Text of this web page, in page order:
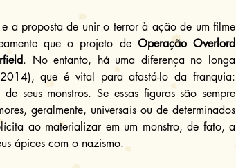
a proposta de unir o terror à ação de um filme
que o projeto de Operação Overlord
. No entanto, há uma diferença no longa
que é vital para afastá-lo da franquia:
seus monstros. Se essas figuras são sempre
geralmente, universais ou de determinados
ao materializar em um monstro, de fato, a
ápices com o nazismo.